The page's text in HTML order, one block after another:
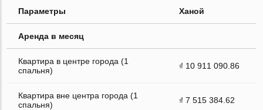
Параметры Ханой
Аренда в месяц
Квартира в центре города (1
спальня)
₫ 10 911 090.86
Квартира вне центра города (1
спальня)
₫ 7 515 384.62